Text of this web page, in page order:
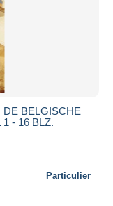
jours
DE BELGISCHE
1 - 16 BLZ.
Particulier